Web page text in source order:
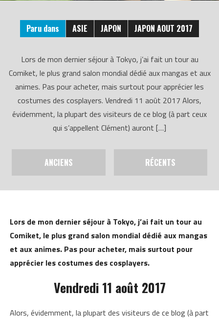
Paru dans ASIE JAPON JAPON AOUT 2017
Lors de mon dernier séjour à Tokyo, j’ai fait un tour au
Comiket, le plus grand salon mondial dédié aux mangas et aux
animes. Pas pour acheter, mais surtout pour apprécier les
costumes des cosplayers. Vendredi 11 août 2017 Alors,
évidemment, la plupart des visiteurs de ce blog (à part ceux
qui s’appellent Clément) auront […]
ANCIENS RÉCENTS
Lors de mon dernier séjour à Tokyo, j’ai fait un tour au
Comiket, le plus grand salon mondial dédié aux mangas
et aux animes. Pas pour acheter, mais surtout pour
apprécier les costumes des cosplayers.
Vendredi 11 août 2017
Alors, évidemment, la plupart des visiteurs de ce blog (à part